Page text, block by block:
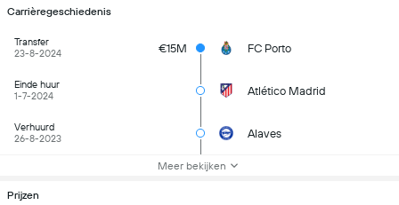
Carrièregeschiedenis
Transfer
23-8-2024
€15M FC Porto
Einde huur
1-7-2024
Atlético Madrid
Verhuurd
26-8-2023
Alaves
Meer bekijken
Prijzen